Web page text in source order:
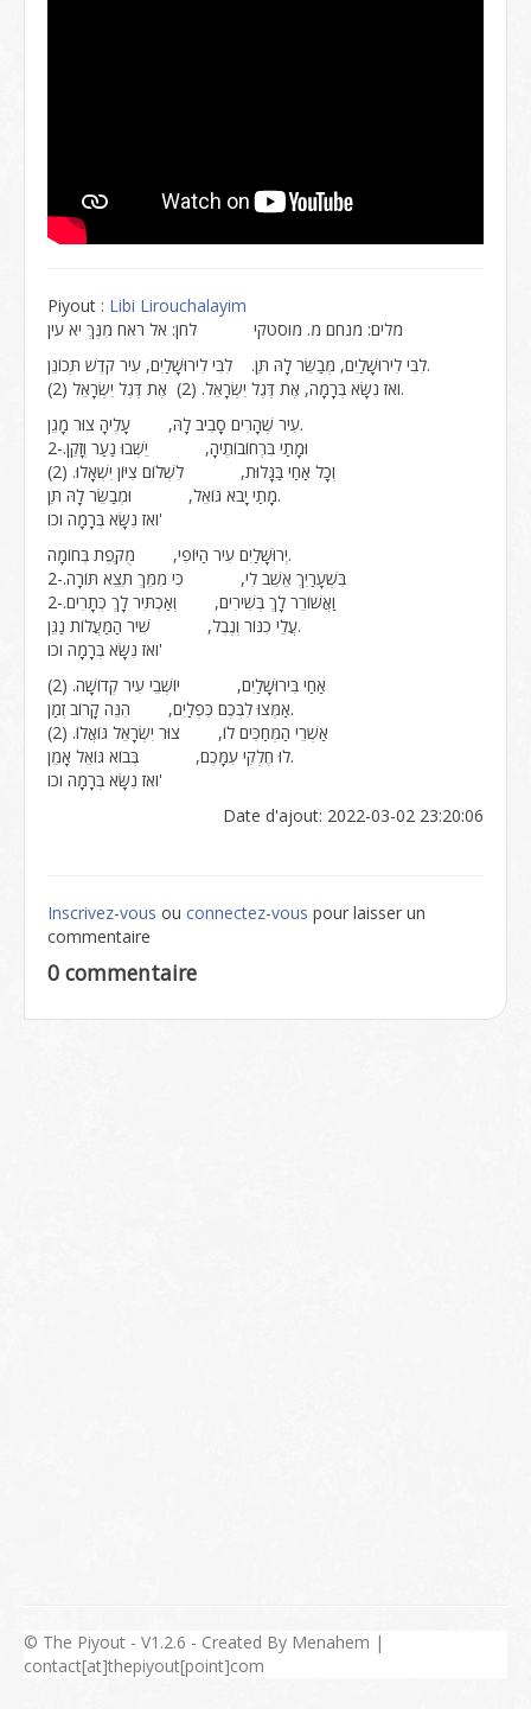
Piyout : Libi Lirouchalayim
מלים: מנחם מ. מוסטקי לחן: אל ראח מִנֶּךְּ יא עין
לִבִּי לִירוּשָׁלַיִם, מְּבַשֵּׂר לָהּ תֵּן. לִבִּי לִירוּשָׁלַיִם, עִיר קֹדֶשׁ תְּכוֹנֵן.
ואז נִשָּׂא בְּרָמָה, אֶת דֶּגֶל יִשְׂרָאֵל. (2) אֶת דֶּגֶל יִשְׂרָאֵל (2).
עִיר שֶׁהָרִים סָבִיב לָהּ, עָלֶיהָ צוּר מָגֵן.
וּמָתַי בִּרְחוֹבוֹתֶיהָ, יֵשְׁבוּ נַעַר וְזָקֵן.-2
וְכָל אַחַי בַּגָּלוּת, לִשְׁלוֹם צִיּוֹן יִשְׁאָלוּ. (2)
מָתַי יָבֹא גּוֹאֵל, וּמְבַשֵּׂר לָהּ תֵּן.
ואז נִשָּׂא בְּרָמָה וכו'
יְרוּשָׁלַיִם עִיר הַיּוֹפִי, מֻקֶּפֶת בְּחוֹמָה.
בִּשְׁעָרַיִךְ אֵשֵׁב לִי, כִּי מִמֵּךְ תֵּצֵא תּוֹרָה.-2
וַאֲשׁוֹרֵר לָךְ בְּשִׁירִים, וְאַכְתִּיר לָךְ כְּתָרִים.-2
עֲלֵי כִנּוֹר וְנֶבֶל, שִׁיר הַמַּעֲלוֹת נַגֵּן.
ואז נִשָּׂא בְּרָמָה וכו'
אַחַי בִּירוּשָׁלַיִם, יוֹשְׁבֵי עִיר קְדוֹשָׁה. (2)
אַמְּצוּ לִבְּכֶם כִּפְלַיִם, הִנֵּה קָרוֹב זְמַן.
אַשְׁרֵי הַמְּחַכִּים לוֹ, צוּר יִשְׂרָאֵל גּוֹאֲלוֹ. (2)
לוּ חֶלְקִי עִמָּכֶם, בְּבוֹא גּוֹאֵל אָמֵן.
ואז נִשָּׂא בְּרָמָה וכו'
Date d'ajout: 2022-03-02 23:20:06
Inscrivez-vous ou connectez-vous pour laisser un
commentaire
0 commentaire
© The Piyout - V1.2.6 - Created By Menahem |
contact[at]thepiyout[point]com